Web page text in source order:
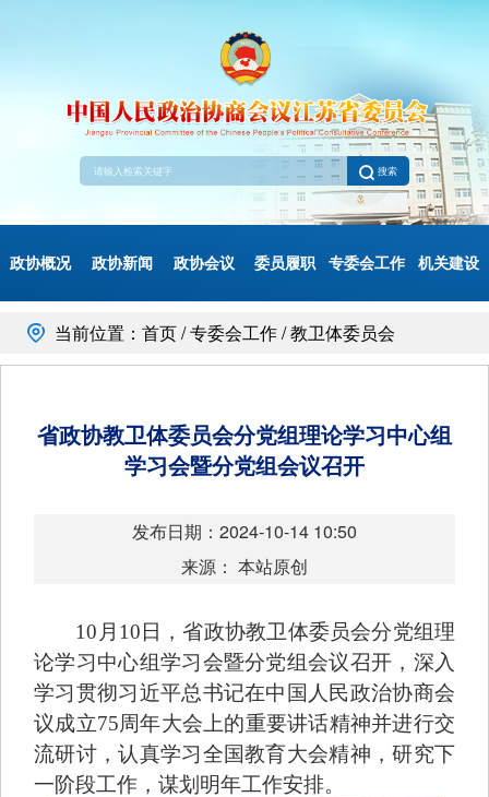
搜索
政协概况 政协新闻 政协会议 委员履职 专委会工作 机关建设
当前位置：首页 / 专委会工作 / 教卫体委员会
省政协教卫体委员会分党组理论学习中心组
学习会暨分党组会议召开
发布日期：2024-10-14 10:50
来源： 本站原创
10月10日，省政协教卫体委员会分党组理
论学习中心组学习会暨分党组会议召开，深入
学习贯彻习近平总书记在中国人民政治协商会
议成立75周年大会上的重要讲话精神并进行交
流研讨，认真学习全国教育大会精神，研究下
一阶段工作，谋划明年工作安排。